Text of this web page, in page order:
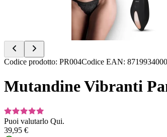
Item
of
14
Codice prodotto: PR004Codice EAN:
Mutandine Vibranti
Puoi valutarlo Qui.
39,95 €